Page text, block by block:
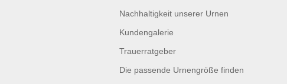
Nachhaltigkeit unserer Urnen
Kundengalerie
Trauerratgeber
Die passende Urnengröße finden